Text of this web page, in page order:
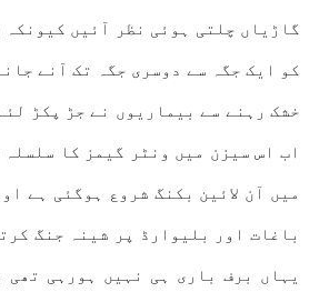
گاڑیاں چلتی ہوئی نظر آئیں
کو ایک جگہ سے دوسری جگہ تک آنے
خشک رہنے سے بیماریوں نے جڑ پکڑ
اب اس سیزن میں ونٹر گیمز کا
میں آن لائین بکنگ شروع ہوگئی ہے
باغات اور بلیوارڈ پر شینہ جنگ
یہاں برف باری ہی نہیں ہورہی